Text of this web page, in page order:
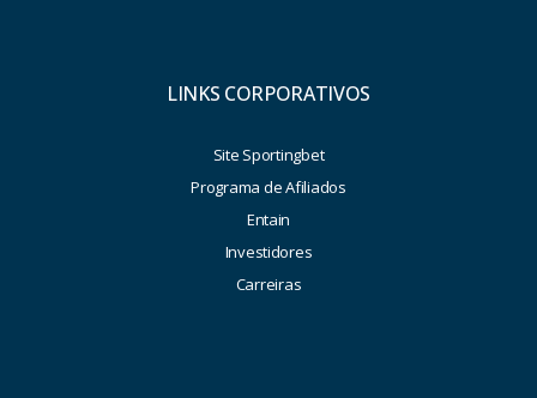
LINKS CORPORATIVOS
Site Sportingbet
Programa de Afiliados
Entain
Investidores
Carreiras